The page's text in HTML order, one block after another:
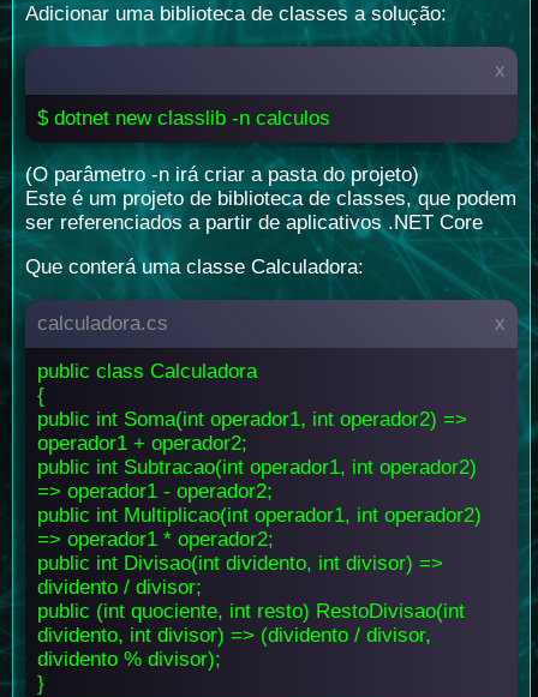
Adicionar uma biblioteca de classes a solução:
x
$ dotnet new classlib -n calculos
(O parâmetro -n irá criar a pasta do projeto)
Este é um projeto de biblioteca de classes, que podem
ser referenciados a partir de aplicativos .NET Core
Que conterá uma classe Calculadora:
calculadora.cs x
public class Calculadora
{
public int Soma(int operador1, int operador2) =>
operador1 + operador2;
public int Subtracao(int operador1, int operador2)
=> operador1 - operador2;
public int Multiplicao(int operador1, int operador2)
=> operador1 * operador2;
public int Divisao(int dividento, int divisor) =>
dividento / divisor;
public (int quociente, int resto) RestoDivisao(int
dividento, int divisor) => (dividento / divisor,
dividento % divisor);
}